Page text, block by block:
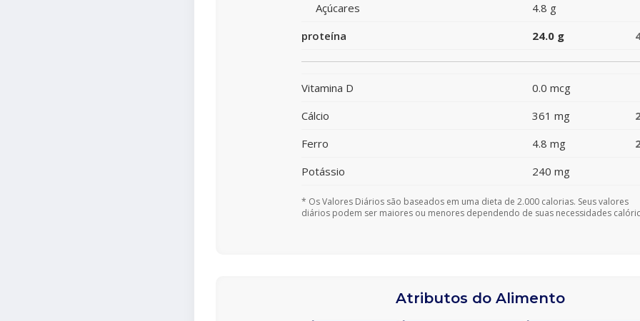
Açúcares
4.8 g
proteína
24.0 g
Vitamina D
0.0 mcg
Cálcio
361 mg
Ferro
4.8 mg
Potássio
240 mg
* Os Valores Diários são baseados em uma dieta de 2.000 calorias. Seus valores
diários podem ser maiores ou menores dependendo de suas necessidades
Atributos do Alimento